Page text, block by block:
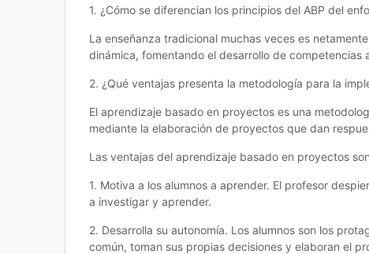
1. ¿Cómo se diferencian los principios del ABP del
La enseñanza tradicional muchas veces es
dinámica, fomentando el desarrollo de
2. ¿Qué ventajas presenta la metodología para la
El aprendizaje basado en proyectos es una
mediante la elaboración de proyectos que dan
Las ventajas del aprendizaje basado en proyectos
1. Motiva a los alumnos a aprender. El profesor
a investigar y aprender.
2. Desarrolla su autonomía. Los alumnos son los
común, toman sus propias decisiones y elaboran el